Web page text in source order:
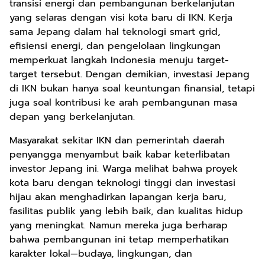
transisi energi dan pembangunan berkelanjutan
yang selaras dengan visi kota baru di IKN. Kerja
sama Jepang dalam hal teknologi smart grid,
efisiensi energi, dan pengelolaan lingkungan
memperkuat langkah Indonesia menuju target-
target tersebut. Dengan demikian, investasi Jepang
di IKN bukan hanya soal keuntungan finansial, tetapi
juga soal kontribusi ke arah pembangunan masa
depan yang berkelanjutan.
Masyarakat sekitar IKN dan pemerintah daerah
penyangga menyambut baik kabar keterlibatan
investor Jepang ini. Warga melihat bahwa proyek
kota baru dengan teknologi tinggi dan investasi
hijau akan menghadirkan lapangan kerja baru,
fasilitas publik yang lebih baik, dan kualitas hidup
yang meningkat. Namun mereka juga berharap
bahwa pembangunan ini tetap memperhatikan
karakter lokal—budaya, lingkungan, dan